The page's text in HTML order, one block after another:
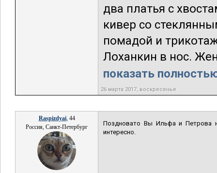
два платья с
кивер со
помадой и
Лоханкин в нос.
показать
26 марта 2017, воскресенье
Raspizdyai, 44
Россия, Санкт-Петербург
Поздновато Вы Ильфа и Петрова
интересно.